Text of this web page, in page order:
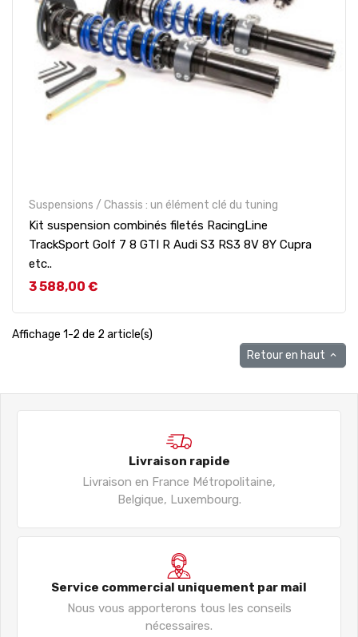
Suspensions / Chassis : un élément clé du tuning
Kit suspension combinés filetés RacingLine
TrackSport Golf 7 8 GTI R Audi S3 RS3 8V 8Y Cupra
etc..
Prix
3 588,00 €
Affichage 1-2 de 2 article(s)
Retour en haut 
Livraison rapide
Livraison en France Métropolitaine,
Belgique, Luxembourg.
Service commercial uniquement par mail
Nous vous apporterons tous les conseils
nécessaires.